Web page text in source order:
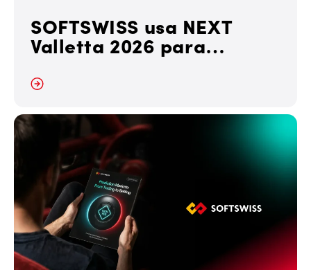
SOFTSWISS usa NEXT
Valletta 2026 para
destacar sus productos
más allá de su Casino